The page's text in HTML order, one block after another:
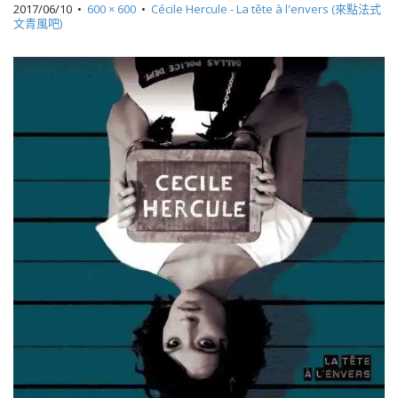
2017/06/10 • 600 × 600 • Cécile Hercule - La tête à l'envers (來點法式
文青風吧)